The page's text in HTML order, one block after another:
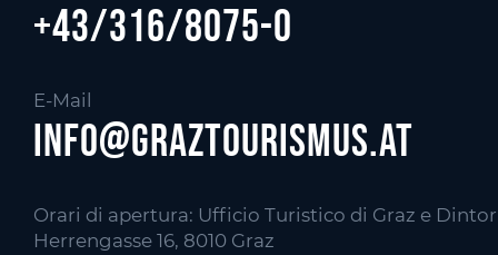
+43/316/8075-0
E-Mail
info@graztourismus.at
Orari di apertura: Ufficio Turistico di Graz e
Herrengasse 16, 8010 Graz